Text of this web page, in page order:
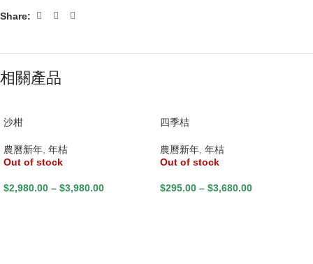
Share:
相關產品
沙柑
農曆新年, 年桔
Out of stock
$2,980.00 – $3,980.00
四季桔
農曆新年, 年桔
Out of stock
$295.00 – $3,680.00